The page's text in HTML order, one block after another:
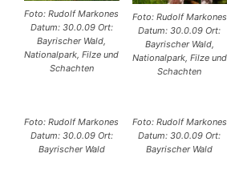
Foto: Rudolf Markones
Datum: 30.0.09 Ort:
Bayrischer Wald,
Nationalpark, Filze und
Schachten
Foto: Rudolf Markones
Datum: 30.0.09 Ort:
Bayrischer Wald,
Nationalpark, Filze und
Schachten
Foto: Rudolf Markones
Datum: 30.0.09 Ort:
Bayrischer Wald
Foto: Rudolf Markones
Datum: 30.0.09 Ort:
Bayrischer Wald